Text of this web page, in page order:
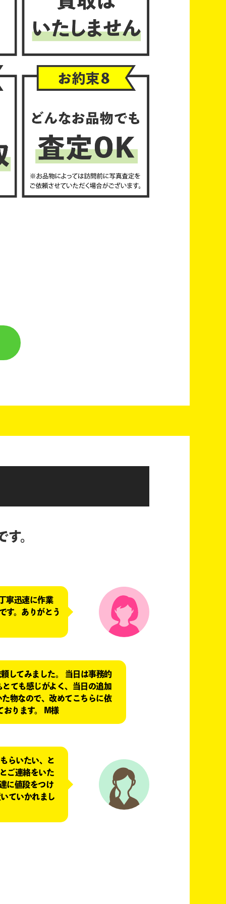
。
寧迅速に作業
す。ありがとう
してみました。 当日は事務的
ても感じがよく、当日の追加
物なので、改めてこちらに依
おります。 M様
らいたい、と
ご連絡をいた
に値段をつけ
ていかれまし